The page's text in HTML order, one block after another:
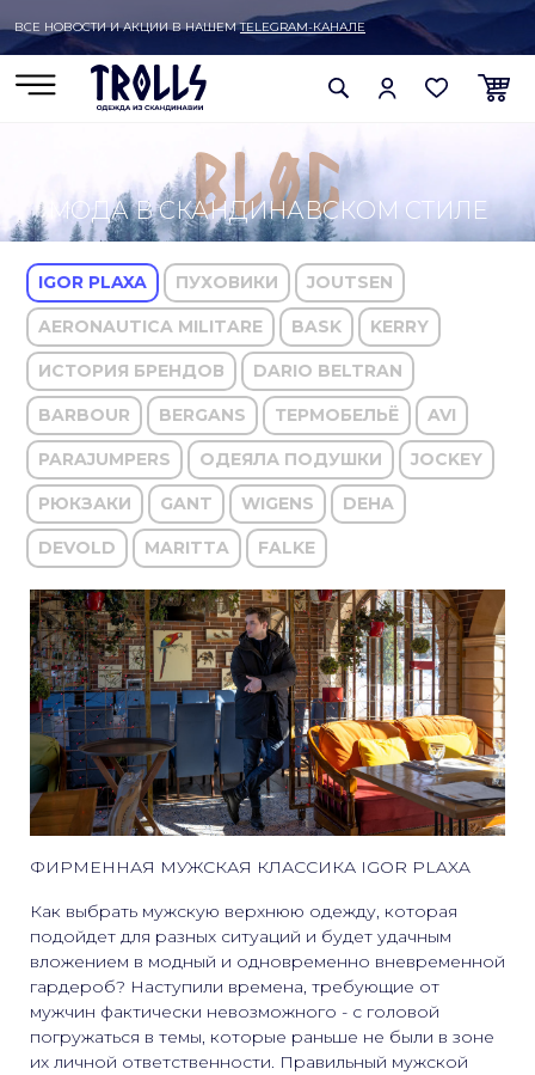
ВСЕ НОВОСТИ И АКЦИИ В НАШЕМTELEGRAM-КАНАЛЕ
МОДА В СКАНДИНАВСКОМ СТИЛЕ
IGOR PLAXA ПУХОВИКИ JOUTSEN
AERONAUTICA MILITARE BASK KERRY
ИСТОРИЯ БРЕНДОВ DARIO BELTRAN
BARBOUR BERGANS ТЕРМОБЕЛЬЁ AVI
PARAJUMPERS ОДЕЯЛА ПОДУШКИ JOCKEY
РЮКЗАКИ GANT WIGENS DEHA
DEVOLD MARITTA FALKE
ФИРМЕННАЯ МУЖСКАЯ КЛАССИКА IGOR PLAXA
Как выбрать мужскую верхнюю одежду, которая
подойдет для разных ситуаций и будет удачным
вложением в модный и одновременно вневременной
гардероб? Наступили времена, требующие от
мужчин фактически невозможного - с головой
погружаться в темы, которые раньше не были в зоне
их личной ответственности. Правильный мужской